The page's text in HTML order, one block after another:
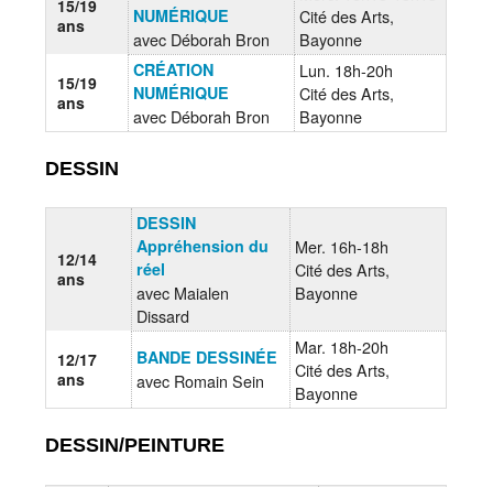
15/19
ans
NUMÉRIQUE
avec Déborah Bron
Cité des Arts,
Bayonne
15/19
ans
CRÉATION
NUMÉRIQUE
avec Déborah Bron
Lun. 18h-20h
Cité des Arts,
Bayonne
DESSIN
12/14
ans
DESSIN
Appréhension du
réel
avec Maialen
Dissard
Mer. 16h-18h
Cité des Arts,
Bayonne
12/17
ans
BANDE DESSINÉE
avec Romain Sein
Mar. 18h-20h
Cité des Arts,
Bayonne
DESSIN/PEINTURE